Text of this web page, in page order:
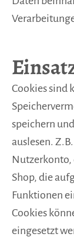
Cookies sind
speichern
auslesen.
Nutzerkonto,
Shop, die
Funktionen
Cookies
eingesetzt